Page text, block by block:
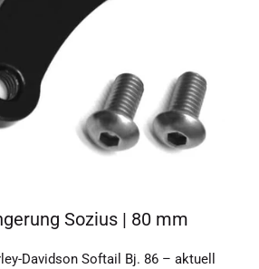
Sozius | 80 mm
Davidson Softail Bj. 86 – aktuell